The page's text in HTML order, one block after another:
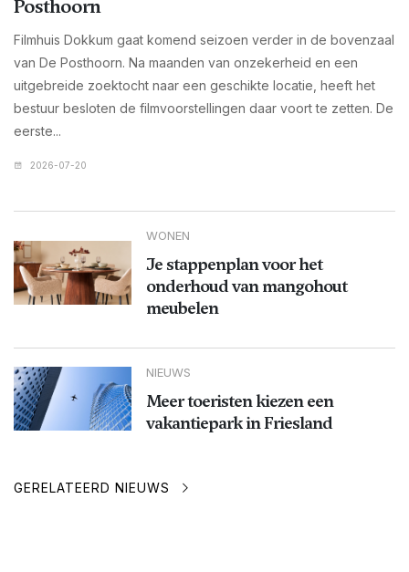
Posthoorn
Filmhuis Dokkum gaat komend seizoen verder in de bovenzaal
van De Posthoorn. Na maanden van onzekerheid en een
uitgebreide zoektocht naar een geschikte locatie, heeft het
bestuur besloten de filmvoorstellingen daar voort te zetten. De
eerste...
2026-07-20
WONEN
Je stappenplan voor het
onderhoud van mangohout
meubelen
NIEUWS
Meer toeristen kiezen een
vakantiepark in Friesland
GERELATEERD NIEUWS